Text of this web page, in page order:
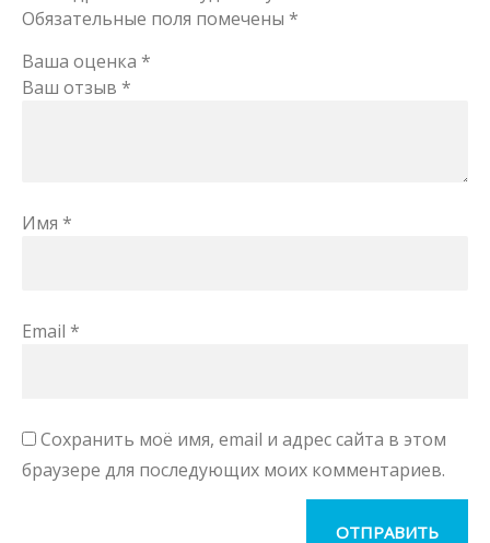
Обязательные поля помечены *
Ваша оценка *
Ваш отзыв *
Имя *
Email *
Сохранить моё имя, email и адрес сайта в этом
браузере для последующих моих комментариев.